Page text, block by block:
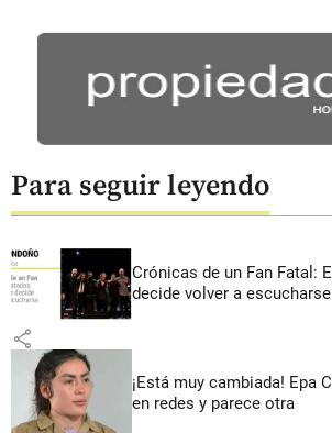
Para seguir leyendo
Crónicas de un Fan Fatal:
decide volver a escucharse
share
¡Está muy cambiada! Epa
en redes y parece otra